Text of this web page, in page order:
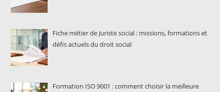
Fiche métier de Juriste social : missions, formations et
défis actuels du droit social
Formation ISO 9001 : comment choisir la meilleure